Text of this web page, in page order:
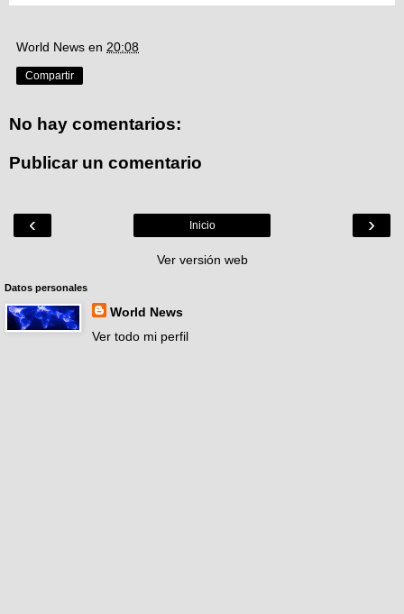
World News en 20:08
Compartir
No hay comentarios:
Publicar un comentario
‹ ›
Inicio
Ver versión web
Datos personales
World News
Ver todo mi perfil